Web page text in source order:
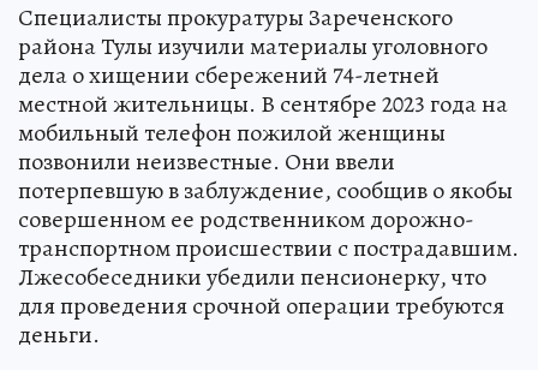
Специалисты прокуратуры Зареченского
района Тулы изучили материалы уголовного
дела о хищении сбережений 74-летней
местной жительницы. В сентябре 2023 года на
мобильный телефон пожилой женщины
позвонили неизвестные. Они ввели
потерпевшую в заблуждение, сообщив о якобы
совершенном ее родственником дорожно-
транспортном происшествии с пострадавшим.
Лжесобеседники убедили пенсионерку, что
для проведения срочной операции требуются
деньги.